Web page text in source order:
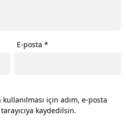
E-posta*
için adım, e-posta
kaydedilsin.